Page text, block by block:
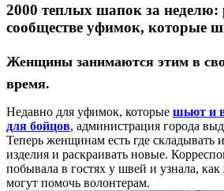
2000 теплых шапок за неделю:
сообществе уфимок, которые
Женщины занимаются этим в
время.
Недавно для уфимок, которые шьют и
для бойцов, администрация города
Теперь женщинам есть где складывать
изделия и раскраивать новые.
побывала в гостях у швей и узнала,
могут помочь волонтерам.